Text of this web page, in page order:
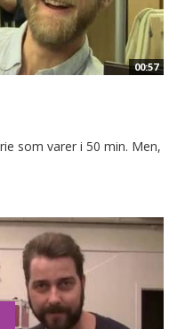
00:57
som varer i 50 min. Men,